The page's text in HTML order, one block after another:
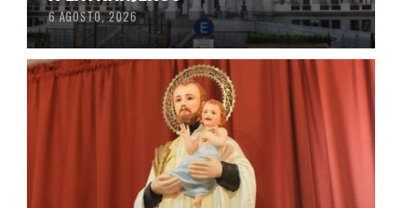
6 AGOSTO, 2026